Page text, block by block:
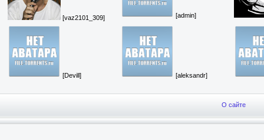
[vaz2101_309] [admin]
[Devill] [aleksandr]
О сайте